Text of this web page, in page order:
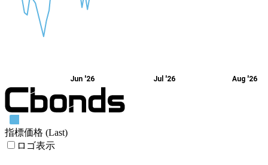
Jun '26 Jul '26 Aug '26
指標価格 (Last)
ロゴ表示